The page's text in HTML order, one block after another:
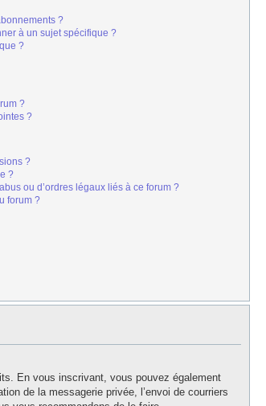
?
à un sujet spécifique ?
?
?
?
?
?
ou d’ordres légaux liés à ce forum ?
forum ?
En vous inscrivant, vous pouvez également
de la messagerie privée, l’envoi de courriers